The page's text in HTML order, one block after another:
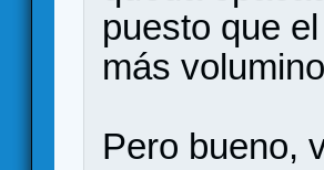
puesto que
más
Pero bueno,